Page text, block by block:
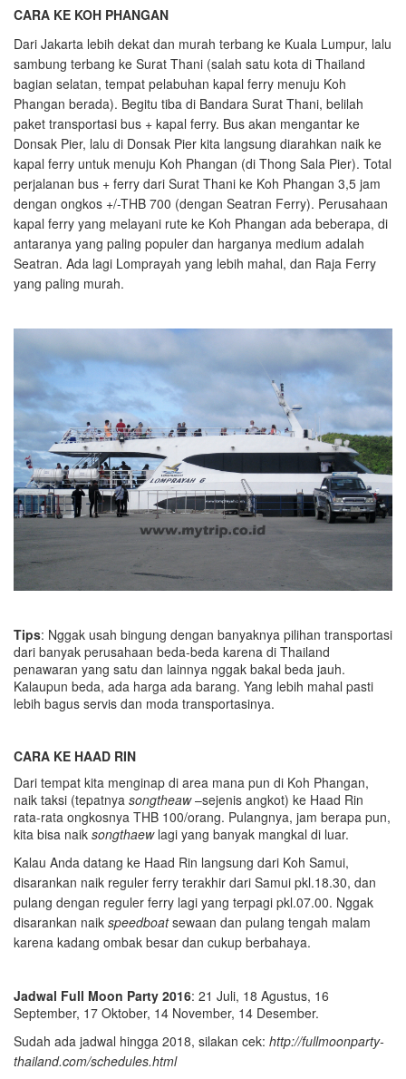
CARA KE KOH PHANGAN
Dari Jakarta lebih dekat dan murah terbang ke Kuala Lumpur, lalu
sambung terbang ke Surat Thani (salah satu kota di Thailand
bagian selatan, tempat pelabuhan kapal ferry menuju Koh
Phangan berada). Begitu tiba di Bandara Surat Thani, belilah
paket transportasi bus + kapal ferry. Bus akan mengantar ke
Donsak Pier, lalu di Donsak Pier kita langsung diarahkan naik ke
kapal ferry untuk menuju Koh Phangan (di Thong Sala Pier). Total
perjalanan bus + ferry dari Surat Thani ke Koh Phangan 3,5 jam
dengan ongkos +/-THB 700 (dengan Seatran Ferry). Perusahaan
kapal ferry yang melayani rute ke Koh Phangan ada beberapa, di
antaranya yang paling populer dan harganya medium adalah
Seatran. Ada lagi Lomprayah yang lebih mahal, dan Raja Ferry
yang paling murah.
Tips: Nggak usah bingung dengan banyaknya pilihan transportasi
dari banyak perusahaan beda-beda karena di Thailand
penawaran yang satu dan lainnya nggak bakal beda jauh.
Kalaupun beda, ada harga ada barang. Yang lebih mahal pasti
lebih bagus servis dan moda transportasinya.
CARA KE HAAD RIN
Dari tempat kita menginap di area mana pun di Koh Phangan,
naik taksi (tepatnya songtheaw–sejenis angkot) ke Haad Rin
rata-rata ongkosnya THB 100/orang. Pulangnya, jam berapa pun,
kita bisa naik songthaewlagi yang banyak mangkal di luar.
Kalau Anda datang ke Haad Rin langsung dari Koh Samui,
disarankan naik reguler ferry terakhir dari Samui pkl.18.30, dan
pulang dengan reguler ferry lagi yang terpagi pkl.07.00. Nggak
disarankan naik speedboatsewaan dan pulang tengah malam
karena kadang ombak besar dan cukup berbahaya.
Jadwal Full Moon Party 2016: 21 Juli, 18 Agustus, 16
September, 17 Oktober, 14 November, 14 Desember.
Sudah ada jadwal hingga 2018, silakan cek: http://fullmoonparty-
thailand.com/schedules.html